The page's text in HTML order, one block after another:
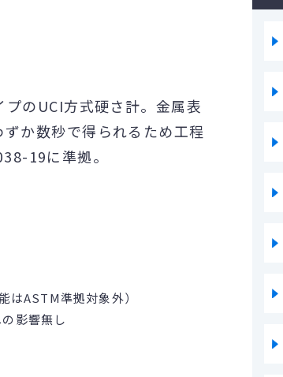
のUCI方式硬さ計。金属表
か数秒で得られるため工程
19に準拠。
はASTM準拠対象外）
影響無し